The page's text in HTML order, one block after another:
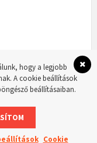
WordPress Master weboldal
hogy a legjobb
A cookie beállítások
beállításaiban.
Cookie